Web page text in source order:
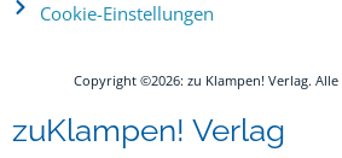
Cookie-Einstellungen
Copyright ©2026: zu Klampen! Verlag.
zuKlampen! Verlag